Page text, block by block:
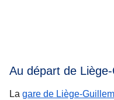
Au départ de
La gare de Liège-